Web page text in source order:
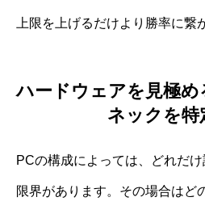
上限を上げるだけより勝率に繋
ハードウェアを見極
ネックを特
PCの構成によっては、どれだ
限界があります。その場合はど